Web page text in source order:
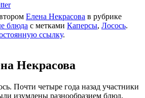
Елена Некрасова в рубрике
блюда с метками Каперсы, Лосось.
ссылку.
Некрасова
Почти четыре года назад участники
изумлены разнообразием блюд,